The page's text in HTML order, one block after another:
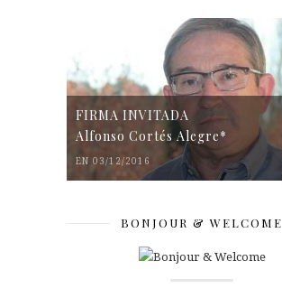
FIRMA INVITADA
Alfonso Cortés Alegre*
EN 03/12/2016
BONJOUR & WELCOME